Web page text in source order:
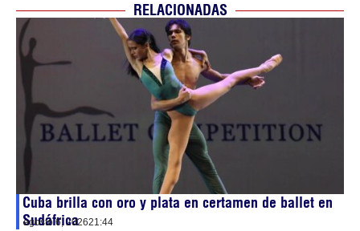
RELACIONADAS
Cuba brilla con oro y plata en certamen de ballet en
Sudáfrica
agosto 6, 202621:44